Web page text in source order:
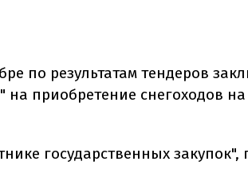
по результатам тендеров
приобретение снегоходов
государственных закупок",